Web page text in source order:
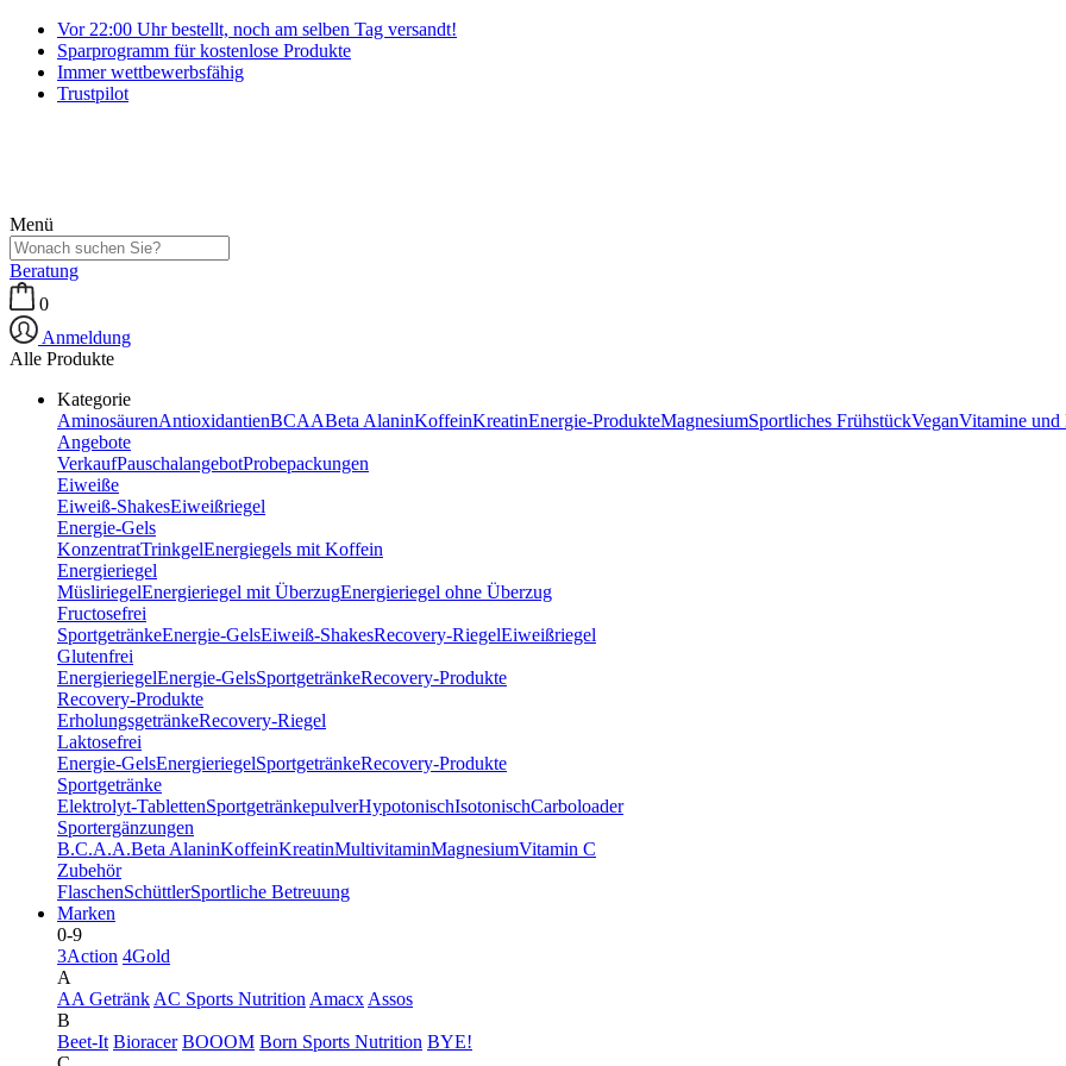
Vor 22:00 Uhr bestellt, noch am selben Tag versandt!
Sparprogramm für kostenlose Produkte
Immer wettbewerbsfähig
Trustpilot
Menü
Beratung
0
Anmeldung
Alle Produkte
Kategorie
AminosäurenAntioxidantienBCAABeta AlaninKoffeinKreatinEnergie-ProdukteMagnesiumSportliches FrühstückVeganVitamine und
Angebote
VerkaufPauschalangebotProbepackungen
Eiweiße
Eiweiß-ShakesEiweißriegel
Energie-Gels
KonzentratTrinkgelEnergiegels mit Koffein
Energieriegel
MüsliriegelEnergieriegel mit ÜberzugEnergieriegel ohne Überzug
Fructosefrei
SportgetränkeEnergie-GelsEiweiß-ShakesRecovery-RiegelEiweißriegel
Glutenfrei
EnergieriegelEnergie-GelsSportgetränkeRecovery-Produkte
Recovery-Produkte
ErholungsgetränkeRecovery-Riegel
Laktosefrei
Energie-GelsEnergieriegelSportgetränkeRecovery-Produkte
Sportgetränke
Elektrolyt-TablettenSportgetränkepulverHypotonischIsotonischCarboloader
Sportergänzungen
B.C.A.A.Beta AlaninKoffeinKreatinMultivitaminMagnesiumVitamin C
Zubehör
FlaschenSchüttlerSportliche Betreuung
Marken
0-9
3Action 4Gold
A
AA Getränk AC Sports Nutrition Amacx Assos
B
Beet-It Bioracer BOOOM Born Sports Nutrition BYE!